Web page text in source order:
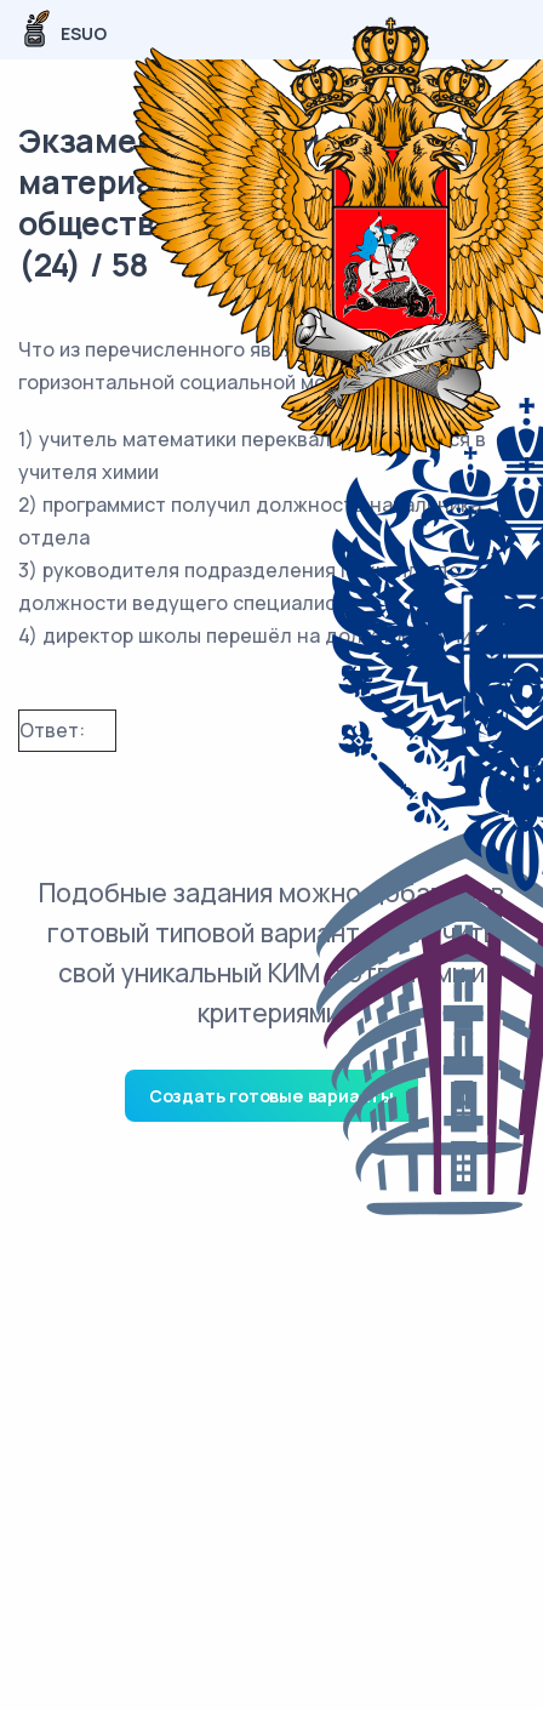
ESUO
Экзаменационный (типовой)
материал ОГЭ /
обществознание / 10 задания
(24) / 58
Что из перечисленного является примером
горизонтальной социальной мобильности?
1) учитель математики переквалифицировался в
учителя химии
2) программист получил должность начальника
отдела
3) руководителя подразделения понизили до
должности ведущего специалиста
4) директор школы перешёл на должность учителя
Ответ:
Подобные задания можно добавить в
готовый типовой вариант и получить
свой уникальный КИМ с ответами и
критериями.
Создать готовые варианты